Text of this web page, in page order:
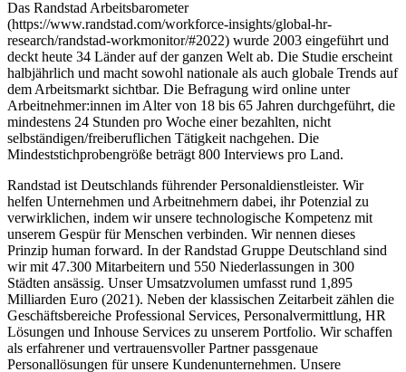
Das Randstad Arbeitsbarometer
(https://www.randstad.com/workforce-insights/global-hr-
research/randstad-workmonitor/#2022) wurde 2003 eingeführt und
deckt heute 34 Länder auf der ganzen Welt ab. Die Studie erscheint
halbjährlich und macht sowohl nationale als auch globale Trends auf
dem Arbeitsmarkt sichtbar. Die Befragung wird online unter
Arbeitnehmer:innen im Alter von 18 bis 65 Jahren durchgeführt, die
mindestens 24 Stunden pro Woche einer bezahlten, nicht
selbständigen/freiberuflichen Tätigkeit nachgehen. Die
Mindeststichprobengröße beträgt 800 Interviews pro Land.
Randstad ist Deutschlands führender Personaldienstleister. Wir
helfen Unternehmen und Arbeitnehmern dabei, ihr Potenzial zu
verwirklichen, indem wir unsere technologische Kompetenz mit
unserem Gespür für Menschen verbinden. Wir nennen dieses
Prinzip human forward. In der Randstad Gruppe Deutschland sind
wir mit 47.300 Mitarbeitern und 550 Niederlassungen in 300
Städten ansässig. Unser Umsatzvolumen umfasst rund 1,895
Milliarden Euro (2021). Neben der klassischen Zeitarbeit zählen die
Geschäftsbereiche Professional Services, Personalvermittlung, HR
Lösungen und Inhouse Services zu unserem Portfolio. Wir schaffen
als erfahrener und vertrauensvoller Partner passgenaue
Personallösungen für unsere Kundenunternehmen. Unsere